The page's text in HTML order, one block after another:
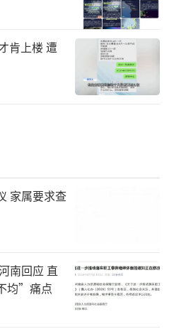
肯上楼 遭
家属要求查
南回应 直
均”痛点